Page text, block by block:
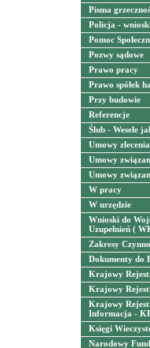
Pisma
Policja -
Pomoc
Pozwy sądowe
Prawo pracy
Prawo spółek
Przy budowie
Referencje
Ślub - Wesele
Umowy zlecenia
Umowy
Umowy
W pracy
W urzędzie
Wnioski do
Uzupełnień (
Zakresy
Dokumenty do
Krajowy
Krajowy
Krajowy
Informacja -
Księgi
Narodowy